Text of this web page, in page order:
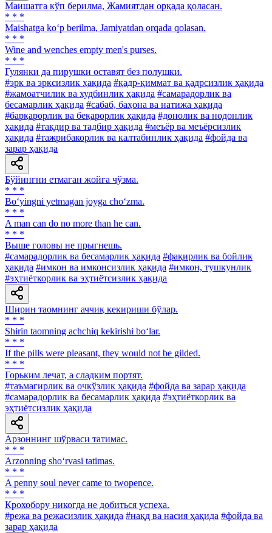
Маишатга кўп берилма, Жамиятдан орқада қоласан.
* * *
Maishatga ko‘p berilma, Jamiyatdan orqada qolasan.
* * *
Wine and wenches empty men's purses.
* * *
Гулянки да пирушки оставят без полушки.
#эрк ва эрксизлик ҳақида #қадр-қиммат ва қадрсизлик ҳақида
#жамоатчилик ва худбинлик ҳақида #самарадорлик ва
бесамарлик ҳақида #сабаб, баҳона ва натижа ҳақида
#барқарорлик ва беқарорлик ҳақида #донолик ва нодонлик
ҳақида #тақдир ва тадбир ҳақида #меъёр ва меъёрсизлик
ҳақида #тажрибакорлик ва калтабинлик ҳақида #фойда ва
зарар ҳақида
Бўйингни етмаган жойга чўзма.
* * *
Bo‘yingni yetmagan joyga cho‘zma.
* * *
A man can do no more than he can.
* * *
Выше головы не прыгнешь.
#самарадорлик ва бесамарлик ҳақида #фақирлик ва бойлик
ҳақида #имкон ва имконсизлик ҳақида #имкон, тушкунлик
#эҳтиёткорлик ва эҳтиётсизлик ҳақида
Ширин таомнинг аччиқ кекириши бўлар.
* * *
Shirin taomning achchiq kekirishi bo‘lar.
* * *
If the pills were pleasant, they would not be gilded.
* * *
Горьким лечат, а сладким портят.
#таъмагирлик ва очкўзлик ҳақида #фойда ва зарар ҳақида
#самарадорлик ва бесамарлик ҳақида #эҳтиёткорлик ва
эҳтиётсизлик ҳақида
Арзоннинг шўрваси татимас.
* * *
Arzonning sho‘rvasi tatimas.
* * *
A penny soul never came to twopence.
* * *
Крохобору никогда не добиться успеха.
#режа ва режасизлик ҳақида #нақд ва насия ҳақида #фойда ва
зарар ҳақида